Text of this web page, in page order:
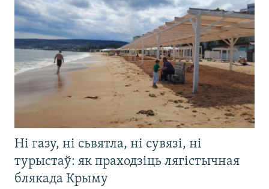
Ні газу, ні сьвятла, ні сувязі, ні
турыстаў: як праходзіць лягістычная
блякада Крыму